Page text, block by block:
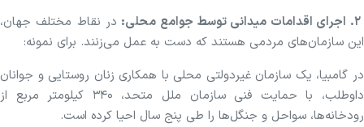
۲. اجرای اقدامات میدانی توسط جوامع محلی:
در نقاط مختلف جهان،
این سازمان‌های مردمی هستند که دست به عمل می‌زنند. برای نمونه:
در گامبیا، یک سازمان غیردولتی محلی با همکاری زنان روستایی و جوانان
داوطلب، با حمایت فنی سازمان ملل متحد، ۳۴۰ کیلومتر مربع از
رودخانه‌ها، سواحل و جنگل‌ها را طی پنج سال احیا کرده است.